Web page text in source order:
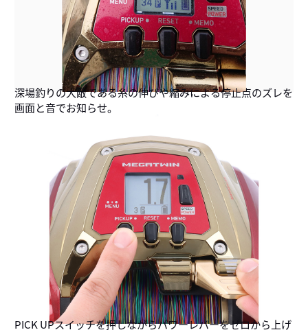
深場釣りの大敵である糸の伸びや縮みによる停止点のズレを
画面と音でお知らせ。
PICK UPスイッチを押しながらパワーレバーをゼロから上げ